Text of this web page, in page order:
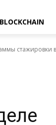
BLOCKCHAIN
стажировки